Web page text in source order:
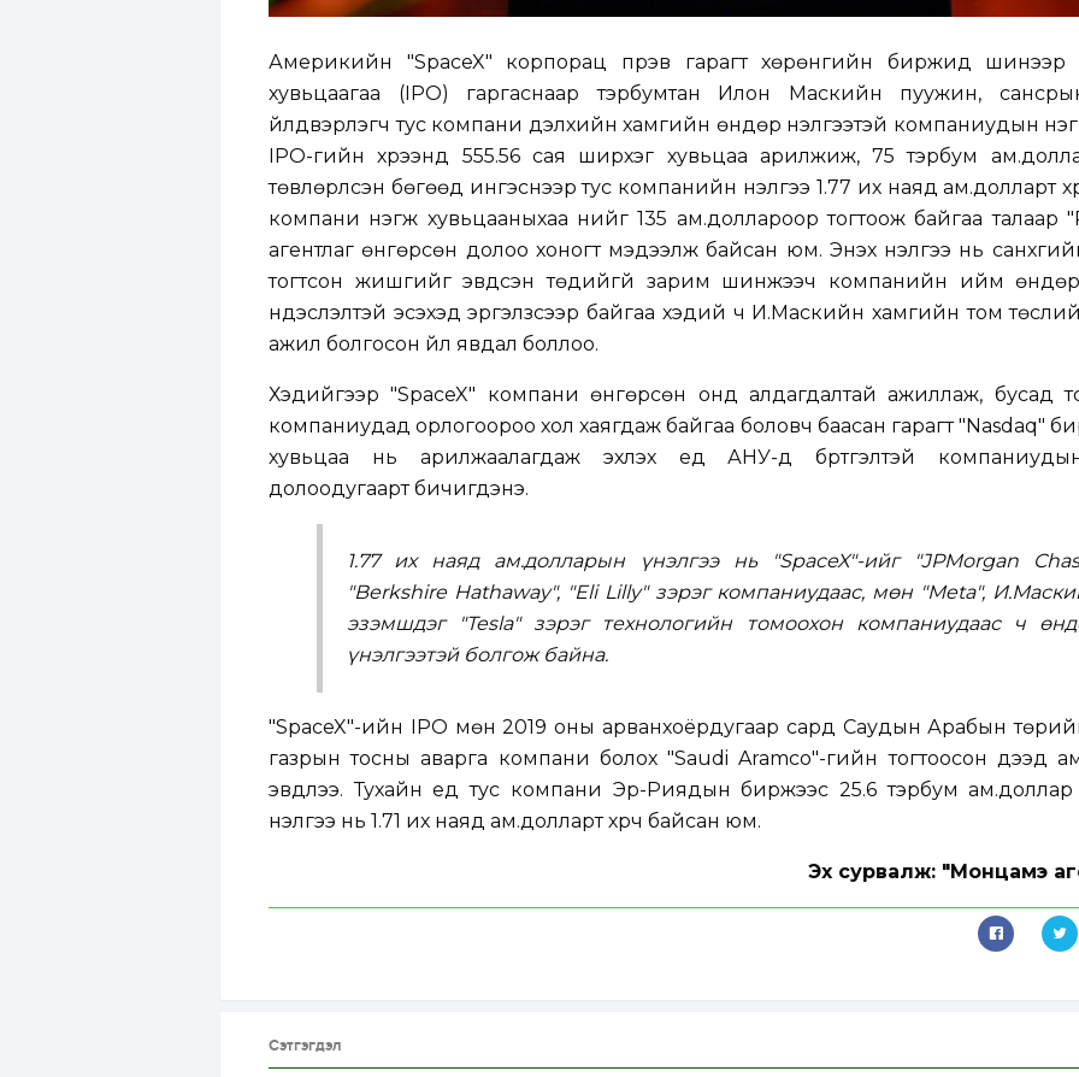
Америкийн "SpaceX" корпорац пүрэв гарагт хөрөнгийн биржид шинээр
хувьцаагаа (IPO) гаргаснаар тэрбумтан Илон Маскийн пуужин,
үйлдвэрлэгч тус компани дэлхийн хамгийн өндөр үнэлгээтэй компаниудын
IPO-гийн хүрээнд 555.56 сая ширхэг хувьцаа арилжиж, 75 тэрбум
төвлөрүүлсэн бөгөөд ингэснээр тус компанийн үнэлгээ 1.77 их наяд ам.долларт
компани нэгж хувьцааныхаа үнийг 135 ам.доллароор тогтоож байгаа талаар
агентлаг өнгөрсөн долоо хоногт мэдээлж байсан юм. Энэхүү үнэлгээ нь
тогтсон жишгийг эвдсэн төдийгүй зарим шинжээч компанийн ийм өндөр
үндэслэлтэй эсэхэд эргэлзсээр байгаа хэдий ч И.Маскийн хамгийн том
ажил болгосон үйл явдал боллоо.
Хэдийгээр "SpaceX" компани өнгөрсөн онд алдагдалтай ажиллаж, бусад
компаниудад орлогоороо хол хаягдаж байгаа боловч баасан гарагт "Nasdaq"
хувьцаа нь арилжаалагдаж эхлэх үед АНУ-д бүртгэлтэй
долоодугаарт бичигдэнэ.
1.77 их наяд ам.долларын үнэлгээ нь "SpaceX"-ийг "JPMorgan
"Berkshire Hathaway", "Eli Lilly" зэрэг компаниудаас, мөн "Meta",
эзэмшдэг "Tesla" зэрэг технологийн томоохон компаниудаас ч
үнэлгээтэй болгож байна.
"SpaceX"-ийн IPO мөн 2019 оны арванхоёрдугаар сард Саудын Арабын
газрын тосны аварга компани болох "Saudi Aramco"-гийн тогтоосон дээд
эвдлээ. Тухайн үед тус компани Эр-Риядын биржээс 25.6 тэрбум ам.доллар
үнэлгээ нь 1.71 их наяд ам.долларт хүрч байсан юм.
Эх сурвалж: "Монцамэ
Сэтгэгдэл